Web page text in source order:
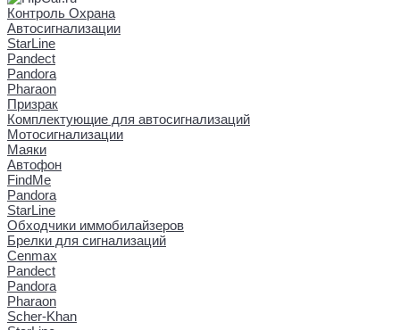
Контроль Охрана
Автосигнализации
StarLine
Pandect
Pandora
Pharaon
Призрак
Комплектующие для автосигнализаций
Мотосигнализации
Маяки
Автофон
FindMe
Pandora
StarLine
Обходчики иммобилайзеров
Брелки для сигнализаций
Cenmax
Pandect
Pandora
Pharaon
Scher-Khan